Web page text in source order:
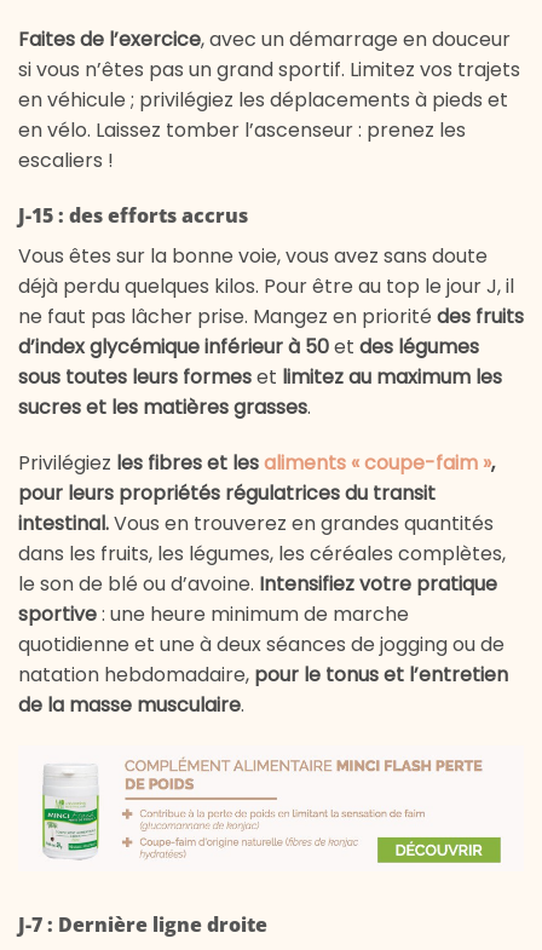
Faites de l’exercice, avec un démarrage en douceur
si vous n’êtes pas un grand sportif. Limitez vos trajets
en véhicule ; privilégiez les déplacements à pieds et
en vélo. Laissez tomber l’ascenseur : prenez les
escaliers !
J-15 : des efforts accrus
Vous êtes sur la bonne voie, vous avez sans doute
déjà perdu quelques kilos. Pour être au top le jour J, il
ne faut pas lâcher prise. Mangez en priorité des fruits
d’index glycémique inférieur à 50et des légumes
sous toutes leurs formeset limitez au maximum les
sucres et les matières grasses.
Privilégiez les fibres et lesaliments « coupe-faim »,
pour leurs propriétés régulatrices du transit
intestinal.Vous en trouverez en grandes quantités
dans les fruits, les légumes, les céréales complètes,
le son de blé ou d’avoine. Intensifiez votre pratique
sportive: une heure minimum de marche
quotidienne et une à deux séances de jogging ou de
natation hebdomadaire, pour le tonus et l’entretien
de la masse musculaire.
J-7 : Dernière ligne droite